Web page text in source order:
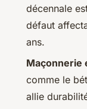
décennale
défaut
ans.
Maçonnerie
comme le
allie